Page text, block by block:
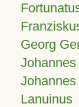
Georg
Lanuinus